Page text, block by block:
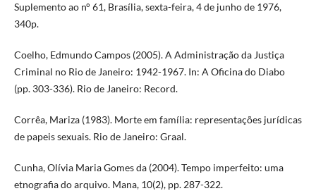
Suplemento ao n° 61, Brasília, sexta-feira, 4 de junho de 1976,
340p.
Coelho, Edmundo Campos (2005). A Administração da Justiça
Criminal no Rio de Janeiro: 1942-1967. In: A Oficina do Diabo
(pp. 303-336). Rio de Janeiro: Record.
Corrêa, Mariza (1983). Morte em família: representações jurídicas
de papeis sexuais. Rio de Janeiro: Graal.
Cunha, Olívia Maria Gomes da (2004). Tempo imperfeito: uma
etnografia do arquivo. Mana, 10(2), pp. 287-322.